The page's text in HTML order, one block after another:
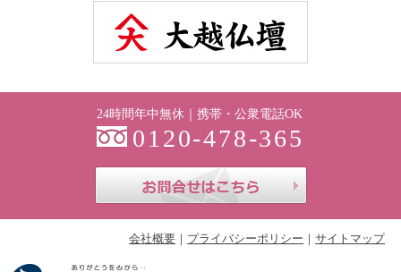
24時間年中無休｜携帯・公衆電話OK
0120-478-365
会社概要 プライバシーポリシー サイトマップ